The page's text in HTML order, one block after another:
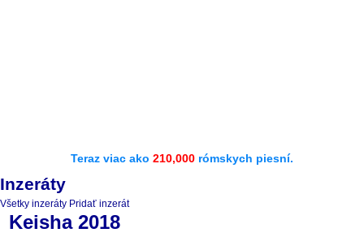
Teraz viac ako 210,000 rómskych piesní.
Inzeráty
Všetky inzeráty Pridať inzerát
Keisha 2018